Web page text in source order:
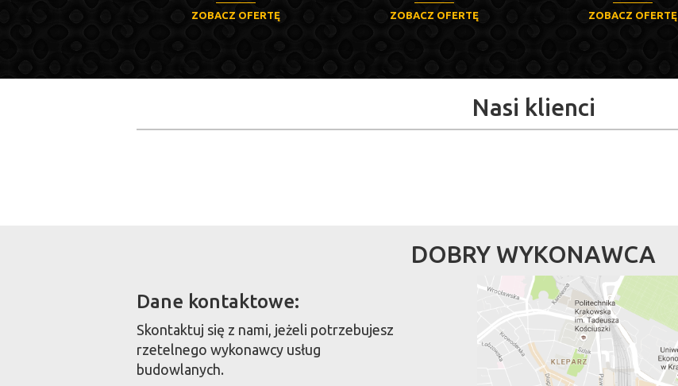
ZOBACZ OFERTĘ ZOBACZ OFERTĘ ZOBACZ OFERTĘ
Nasi klienci
DOBRY WYKONAWCA
Dane kontaktowe:
Skontaktuj się z nami, jeżeli potrzebujesz
rzetelnego wykonawcy usług
budowlanych.